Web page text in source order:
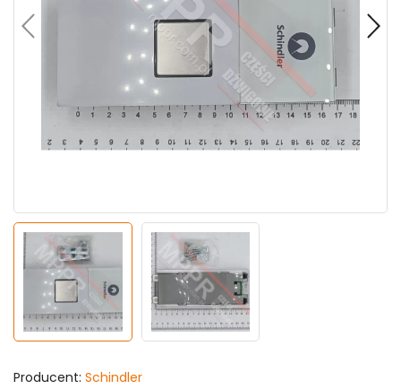
Producent: Schindler